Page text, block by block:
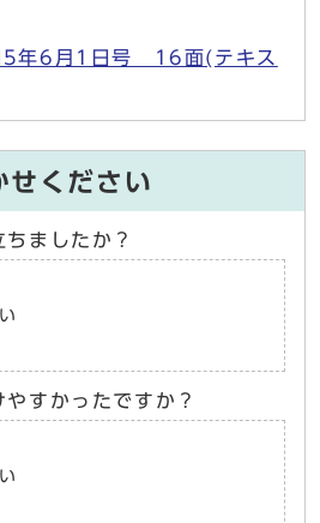
年6月1日号 16面(テキス
せください
ましたか？
すかったですか？